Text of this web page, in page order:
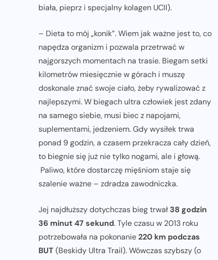
biała, pieprz i specjalny kolagen UCII).
– Dieta to mój „konik”. Wiem jak ważne jest to, co
napędza organizm i pozwala przetrwać w
najgorszych momentach na trasie. Biegam setki
kilometrów miesięcznie w górach i muszę
doskonale znać swoje ciało, żeby rywalizować z
najlepszymi. W biegach ultra człowiek jest zdany
na samego siebie, musi biec z napojami,
suplementami, jedzeniem. Gdy wysiłek trwa
ponad 9 godzin, a czasem przekracza cały dzień,
to biegnie się już nie tylko nogami, ale i głową.
Paliwo, które dostarczę mięśniom staje się
szalenie ważne – zdradza zawodniczka.
Jej najdłuższy dotychczas bieg trwał 38 godzin
36 minut 47 sekund. Tyle czasu w 2013 roku
potrzebowała na pokonanie220 km podczas
BUT(Beskidy Ultra Trail). Wówczas szybszy (o